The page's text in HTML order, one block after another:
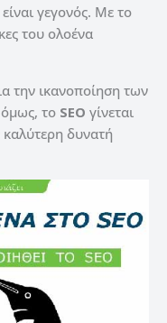
γεγονός. Με το
του ολοένα
την ικανοποίηση των
το SEO γίνεται
καλύτερη δυνατή